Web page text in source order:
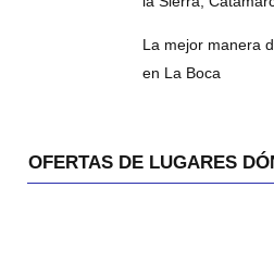
La mejor manera
en La Boca
OFERTAS DE LUGARES